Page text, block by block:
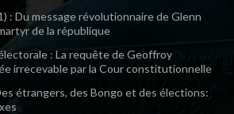
: Du message révolutionnaire de Glenn
de la république
: La requête de Geoffroy
irrecevable par la Cour constitutionnelle
étrangers, des Bongo et des élections: